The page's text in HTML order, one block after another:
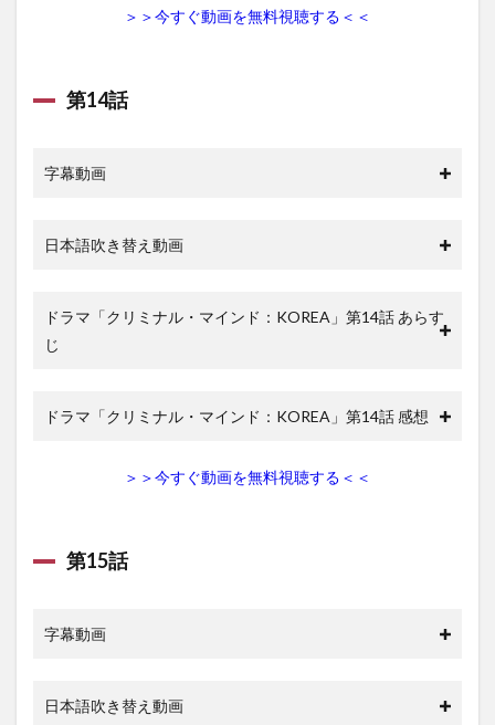
＞＞今すぐ動画を無料視聴する＜＜
第14話
字幕動画
日本語吹き替え動画
ドラマ「クリミナル・マインド：KOREA」第14話 あらす
じ
ドラマ「クリミナル・マインド：KOREA」第14話 感想
＞＞今すぐ動画を無料視聴する＜＜
第15話
字幕動画
日本語吹き替え動画